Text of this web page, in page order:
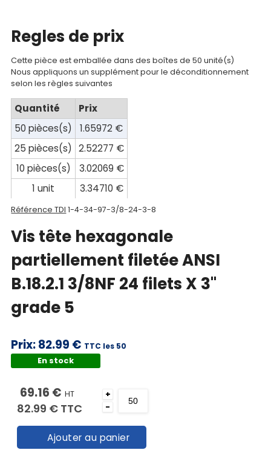
Mon
panier
Contact
Regles de prix
Cette pièce est emballée dans des boîtes de 50 unité(s)
Nous appliquons un supplément pour le déconditionnement
selon les règles suivantes
Quantité
Prix
50 pièces(s)
1.65972 €
25 pièces(s)
2.52277 €
10 pièces(s)
3.02069 €
1 unit
3.34710 €
Référence TDI 1-4-34-97-3/8-24-3-8
Vis tête hexagonale
partiellement filetée ANSI
B.18.2.1 3/8NF 24 filets X 3"
grade 5
Prix:82.99 € TTC les 50
En stock
69.16 € HT
82.99 € TTC
+
-
Ajouter au panier